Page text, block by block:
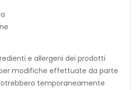
e allergeni dei prodotti
modifiche effettuate da parte
temporaneamente